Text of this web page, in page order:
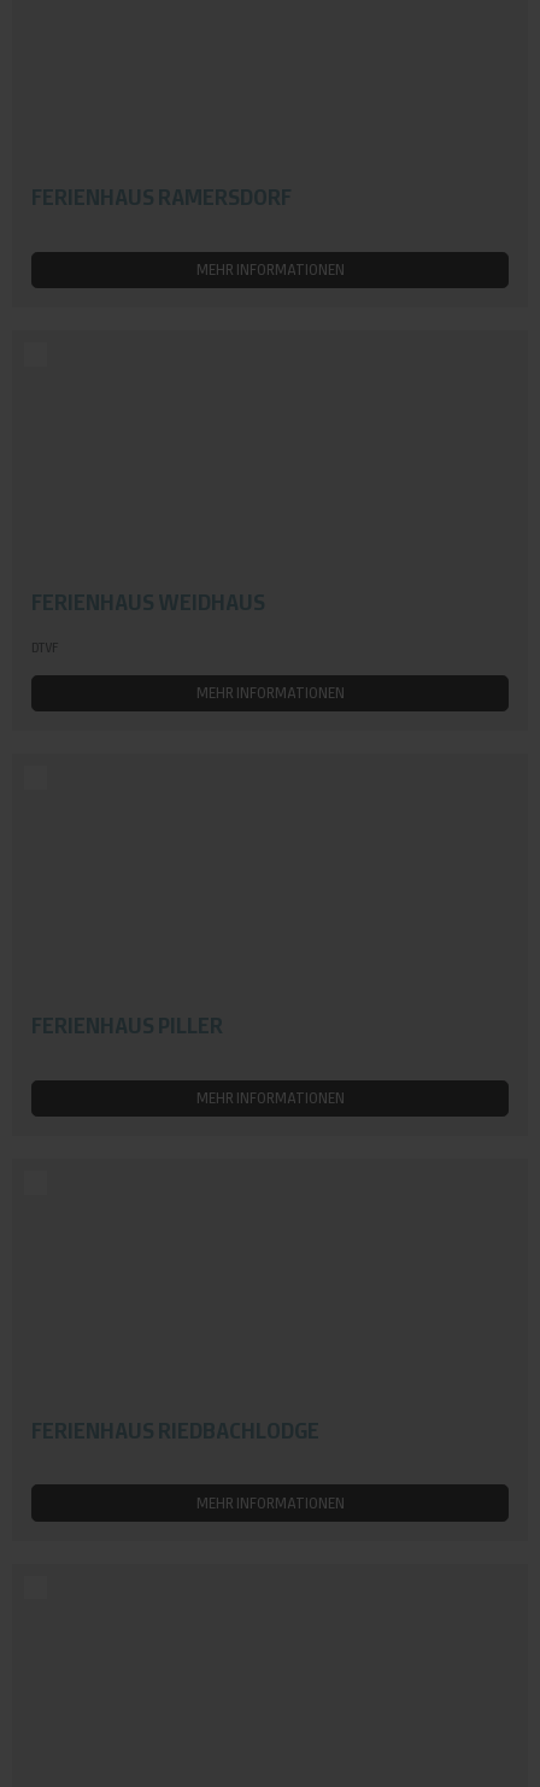
FERIENHAUS RAMERSDORF
MEHR INFORMATIONEN
FERIENHAUS WEIDHAUS
DTVF
MEHR INFORMATIONEN
FERIENHAUS PILLER
MEHR INFORMATIONEN
FERIENHAUS RIEDBACHLODGE
MEHR INFORMATIONEN